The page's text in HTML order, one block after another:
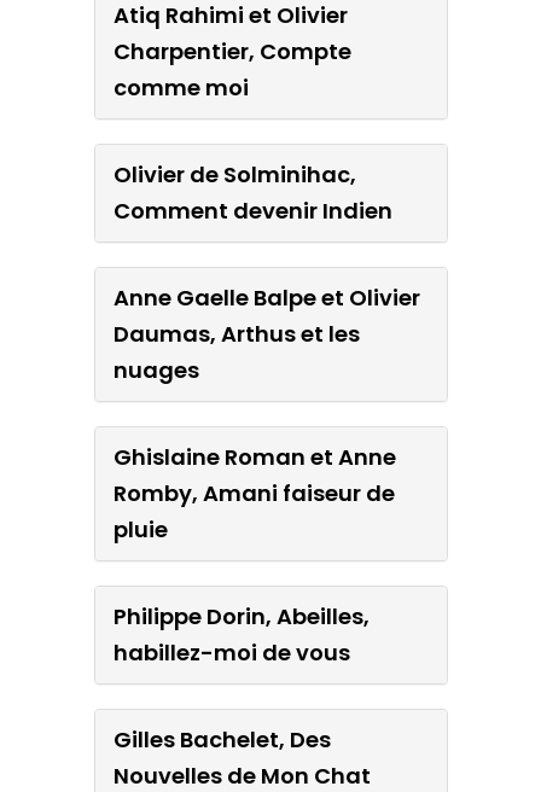
Atiq Rahimi et Olivier
Charpentier, Compte
comme moi
Olivier de Solminihac,
Comment devenir Indien
Anne Gaelle Balpe et Olivier
Daumas, Arthus et les
nuages
Ghislaine Roman et Anne
Romby, Amani faiseur de
pluie
Philippe Dorin, Abeilles,
habillez-moi de vous
Gilles Bachelet, Des
Nouvelles de Mon Chat